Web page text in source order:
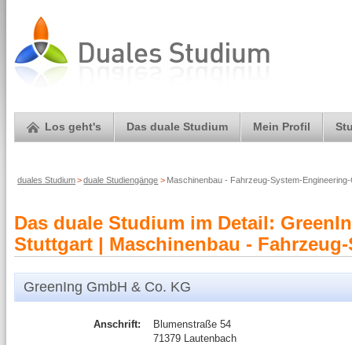
Los geht's Das duale Studium Mein Profil
duales Studium> duale Studiengänge > Maschinenbau - Fahrzeug-System-
Das duale Studium im Detail:
Stuttgart | Maschinenbau -
GreenIng GmbH & Co. KG
Anschrift:
Blumenstraße 54
71379 Lautenbach